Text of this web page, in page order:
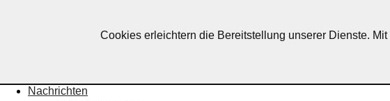
Nachrichten
Cookies erleichtern die Bereitstellung unserer Dienste.